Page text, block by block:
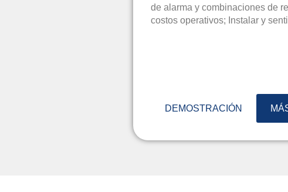
de alarma y combinaciones de
costos operativos; Instalar y
DEMOSTRACIÓN